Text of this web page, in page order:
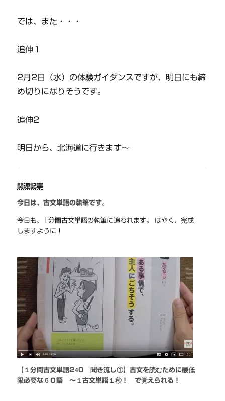
では、また・・・
追伸１
2月2日（水）の体験ガイダンスですが、明日にも締
め切りになりそうです。
追伸2
明日から、北海道に行きます～
関連記事
今日は、古文単語の執筆です。
今日も、1分間古文単語の執筆に追われます。 はやく、完成
しますように！
【１分間古文単語240 聞き流し①】古文を読むために最低
限必要な６０語 〜１古文単語１秒！ で覚えられる！